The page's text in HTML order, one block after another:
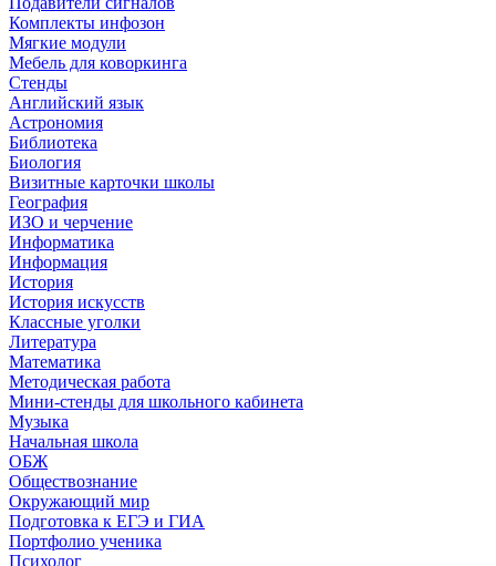
Комплекты инфозон
Мягкие модули
Мебель для коворкинга
Стенды
Английский язык
Астрономия
Библиотека
Биология
Визитные карточки школы
География
ИЗО и черчение
Информатика
Информация
История
История искусств
Классные уголки
Литература
Математика
Методическая работа
Мини-стенды для школьного кабинета
Музыка
Начальная школа
ОБЖ
Обществознание
Окружающий мир
Подготовка к ЕГЭ и ГИА
Портфолио ученика
Психолог